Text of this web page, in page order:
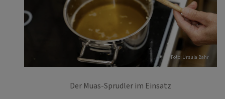
Foto: Ursula Bahr
Der Muas-Sprudler im Einsatz